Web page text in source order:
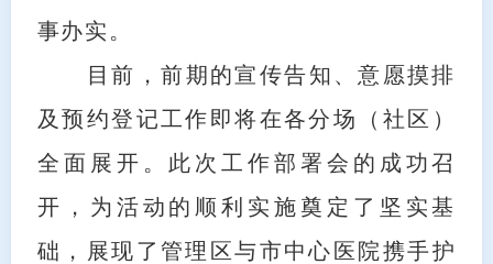
事办实。
目前，前期的宣传告知、意愿摸排
及预约登记工作即将在各分场（社区）
全面展开。此次工作部署会的成功召
开，为活动的顺利实施奠定了坚实基
础，展现了管理区与市中心医院携手护